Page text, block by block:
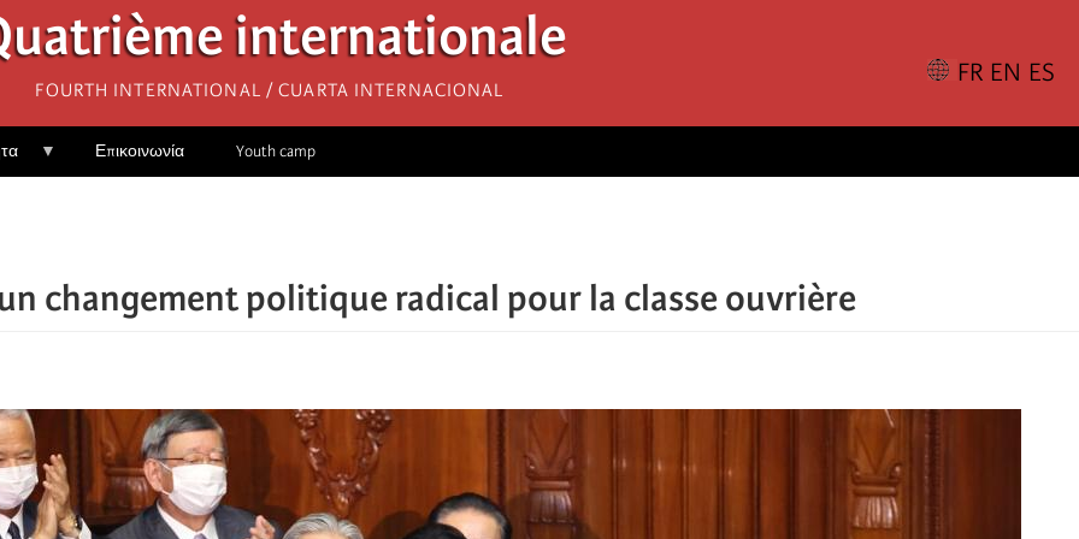
internationale
Fourth International / Cuarta Internacional
Επικοινωνία Youth camp
changement politique radical pour la classe ouvrière